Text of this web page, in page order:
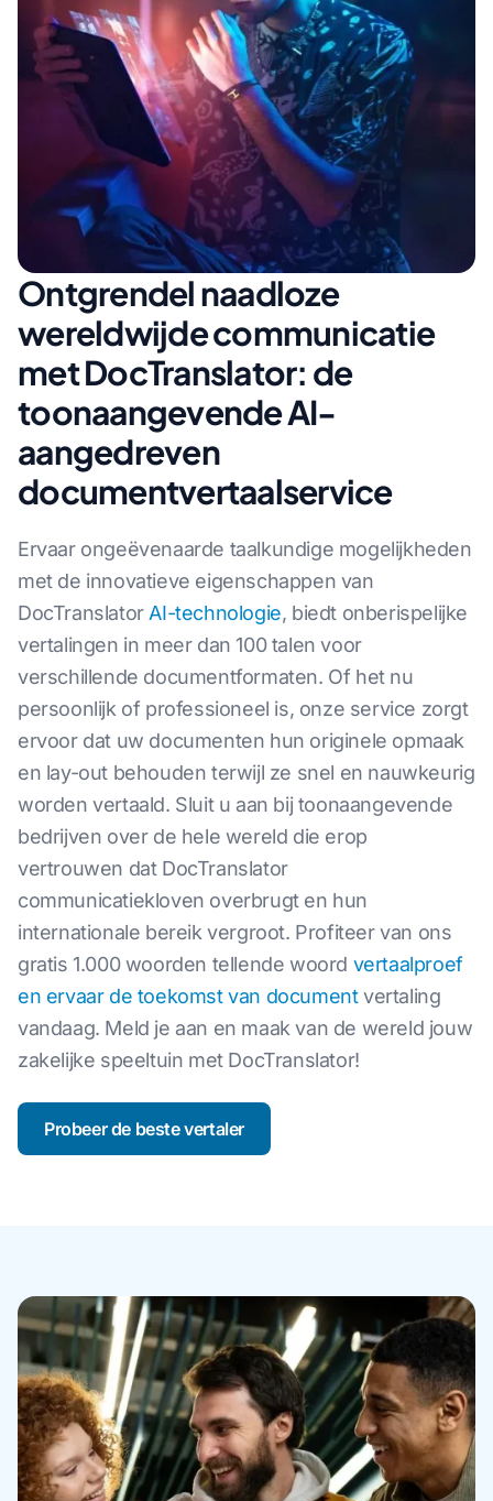
Ontgrendel naadloze
wereldwijde communicatie
met DocTranslator: de
toonaangevende AI-
aangedreven
documentvertaalservice
Ervaar ongeëvenaarde taalkundige mogelijkheden
met de innovatieve eigenschappen van
DocTranslatorAI-technologie, biedt onberispelijke
vertalingen in meer dan 100 talen voor
verschillende documentformaten. Of het nu
persoonlijk of professioneel is, onze service zorgt
ervoor dat uw documenten hun originele opmaak
en lay-out behouden terwijl ze snel en nauwkeurig
worden vertaald. Sluit u aan bij toonaangevende
bedrijven over de hele wereld die erop
vertrouwen dat DocTranslator
communicatiekloven overbrugt en hun
internationale bereik vergroot. Profiteer van ons
gratis 1.000 woorden tellende woord vertaalproef
en ervaar de toekomst van documentvertaling
vandaag. Meld je aan en maak van de wereld jouw
zakelijke speeltuin met DocTranslator!
Probeer de beste vertaler